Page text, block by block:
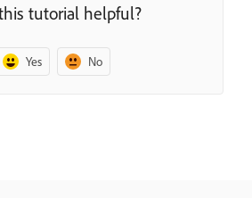
tutorial helpful?
Yes No